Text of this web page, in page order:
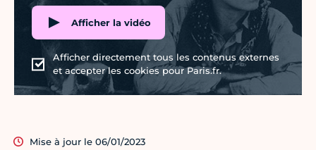
Afficher la vidéo
Afficher directement tous les contenus externes
et accepter les cookies pour Paris.fr.
Mise à jour le 06/01/2023